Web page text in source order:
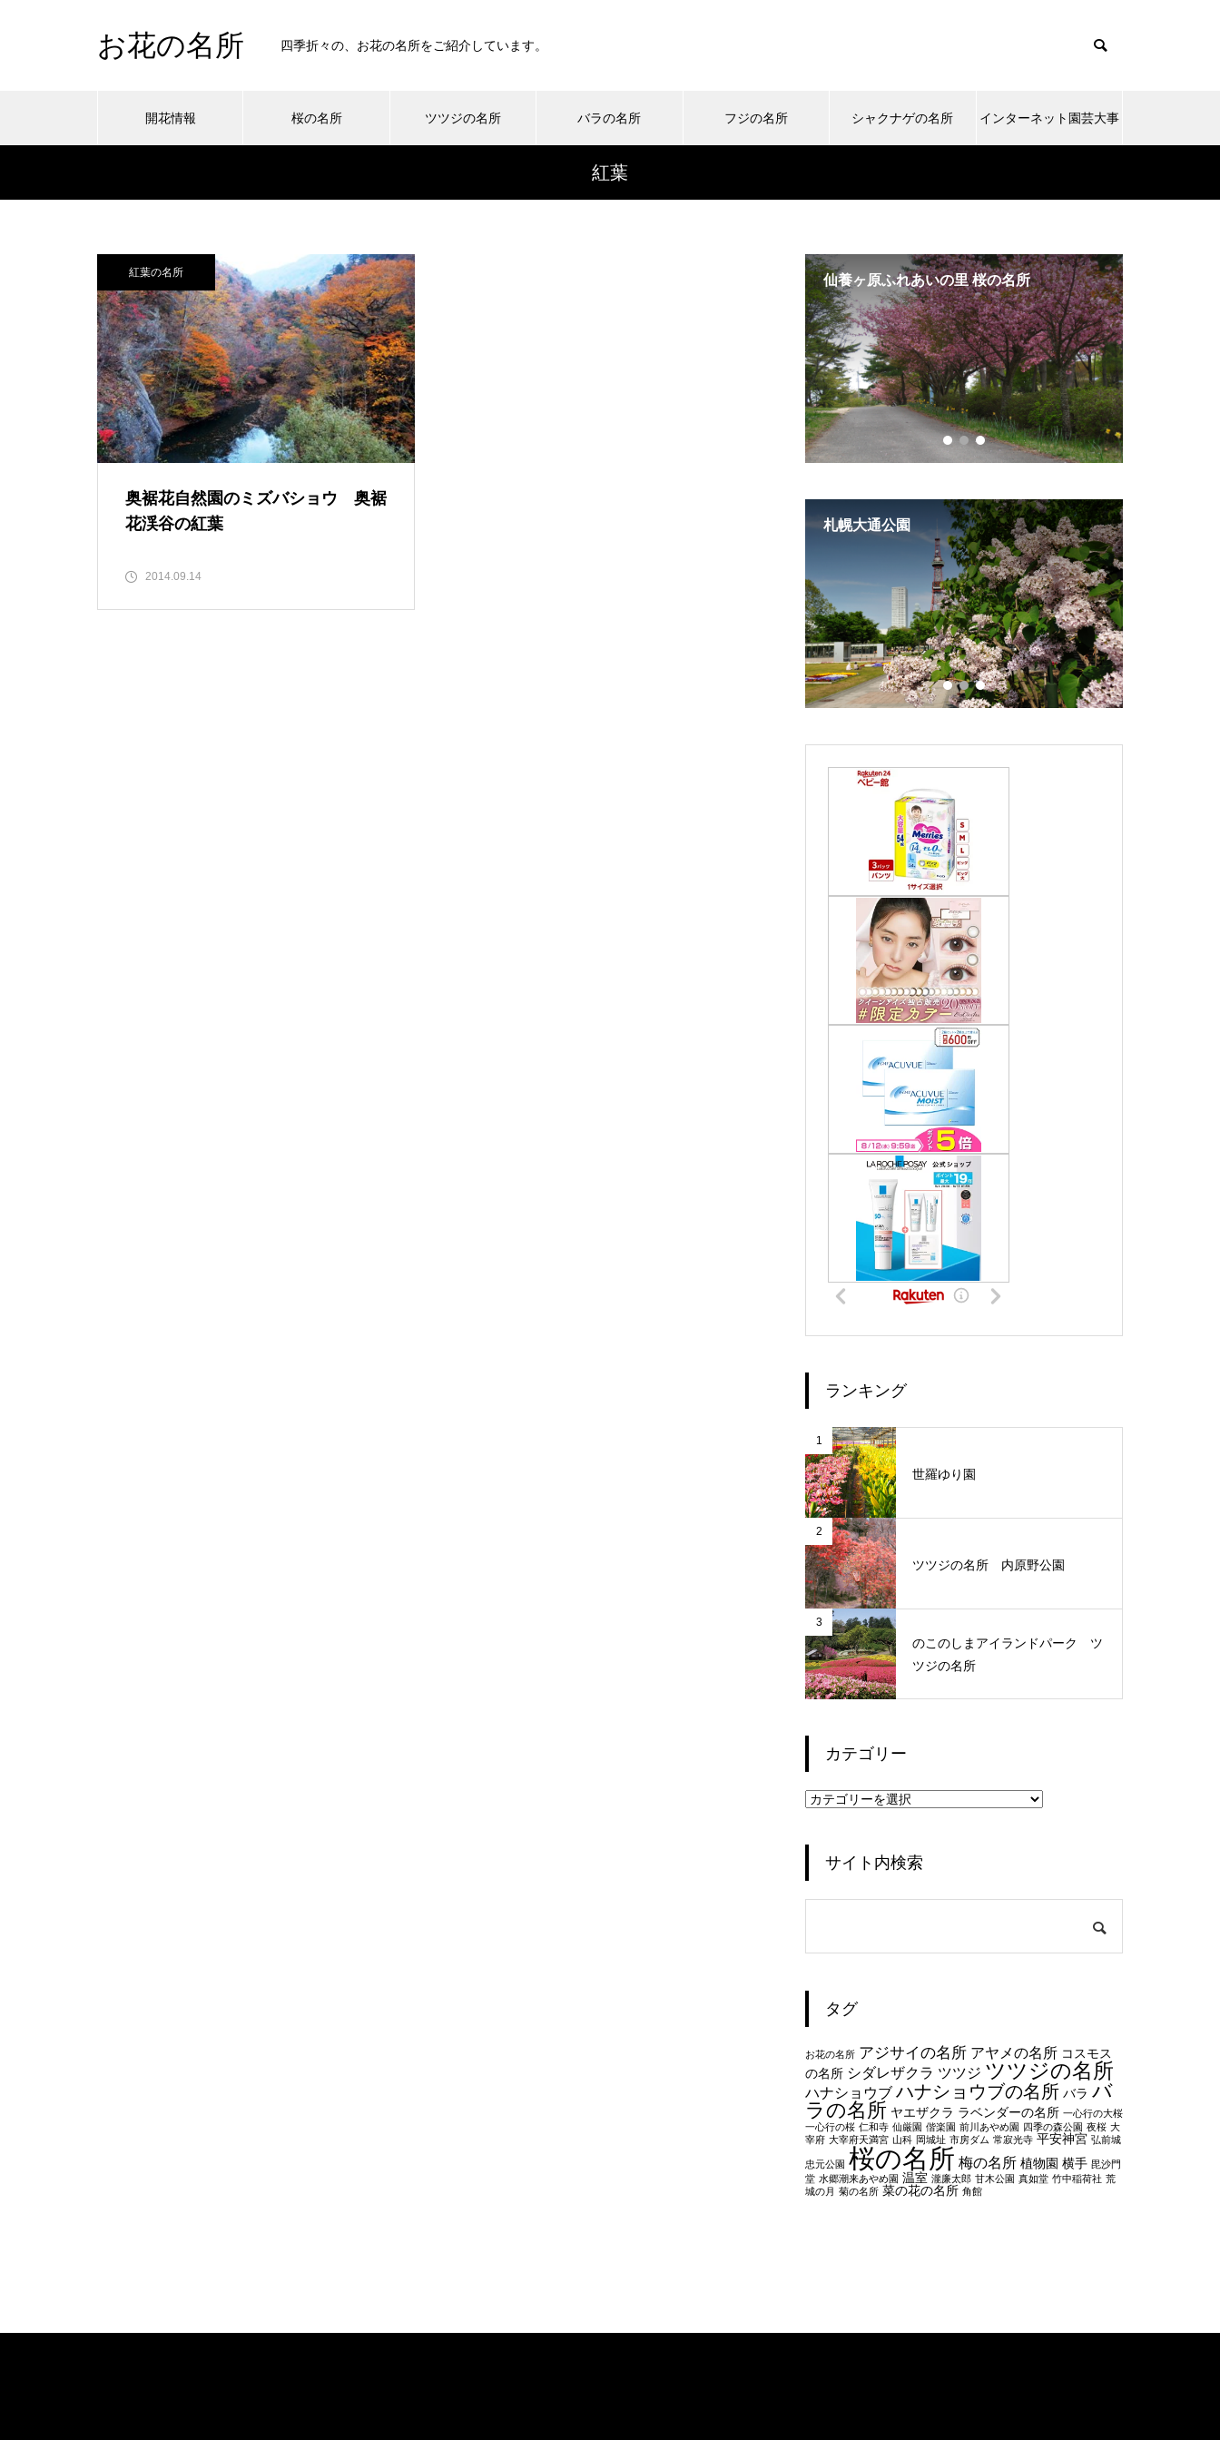
お花の名所 四季折々の、お花の名所をご紹介しています。
開花情報 桜の名所 ツツジの名所 バラの名所 フジの名所 シャクナゲの名所 インターネット園芸大事
紅葉
紅葉の名所
奥裾花自然園のミズバショウ 奥裾
花渓谷の紅葉
2014.09.14
ツツジの名所 あいかわ公園 仙養ヶ原ふれあいの里 桜の名所
ポピーの里 館山ファミリーパーク 札幌大通公園
ランキング
1
世羅ゆり園
2
ツツジの名所 内原野公園
3
のこのしまアイランドパーク ツ
ツジの名所
カテゴリー
カ
テ
ー
サイト内検索
タグ
お花の名所 アジサイの名所 アヤメの名所 コスモス
の名所 シダレザクラ ツツジ ツツジの名所
ハナショウブ ハナショウブの名所 バラ バ
ラの名所 ヤエザクラ ラベンダーの名所 一心行の大桜
一心行の桜 仁和寺 仙厳園 偕楽園 前川あやめ園 四季の森公園 夜桜 大
宰府 大宰府天満宮 山科 岡城址 市房ダム 常寂光寺 平安神宮 弘前城
忠元公園 桜の名所 梅の名所 植物園 横手 毘沙門
堂 水郷潮来あやめ園 温室 瀧廉太郎 甘木公園 真如堂 竹中稲荷社 荒
城の月 菊の名所 菜の花の名所 角館